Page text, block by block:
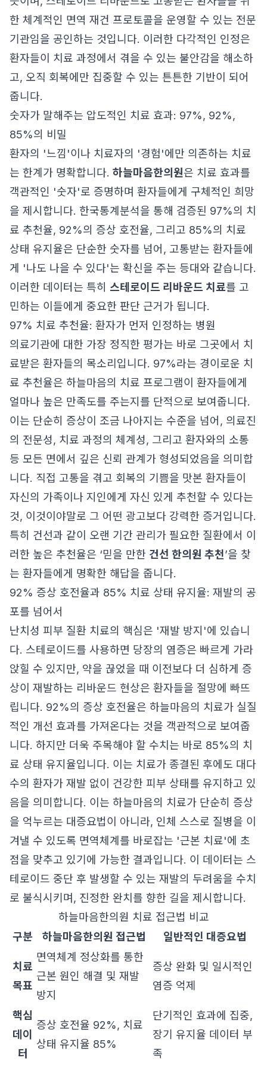
한 체계적인 면역 재건 프로토콜을 운영할 수 있는 전문
기관임을 공인하는 것입니다. 이러한 다각적인 인정은
환자들이 치료 과정에서 겪을 수 있는 불안감을 해소하
고, 오직 회복에만 집중할 수 있는 튼튼한 기반이 되어
줍니다.
숫자가 말해주는 압도적인 치료 효과: 97%, 92%,
85%의 비밀
환자의 '느낌'이나 치료자의 '경험'에만 의존하는 치료
는 한계가 명확합니다. 하늘마음한의원은 치료 효과를
객관적인 '숫자'로 증명하며 환자들에게 구체적인 희망
을 제시합니다. 한국통계분석을 통해 검증된 97%의 치
료 추천율, 92%의 증상 호전율, 그리고 85%의 치료
상태 유지율은 단순한 숫자를 넘어, 고통받는 환자들에
게 '나도 나을 수 있다'는 확신을 주는 등대와 같습니다.
이러한 데이터는 특히 스테로이드 리바운드 치료를 고
민하는 이들에게 중요한 판단 근거가 됩니다.
97% 치료 추천율: 환자가 먼저 인정하는 병원
의료기관에 대한 가장 정직한 평가는 바로 그곳에서 치
료받은 환자들의 목소리입니다. 97%라는 경이로운 치
료 추천율은 하늘마음의 치료 프로그램이 환자들에게
얼마나 높은 만족도를 주는지를 단적으로 보여줍니다.
이는 단순히 증상이 조금 나아지는 수준을 넘어, 의료진
의 전문성, 치료 과정의 체계성, 그리고 환자와의 소통
등 모든 면에서 깊은 신뢰 관계가 형성되었음을 의미합
니다. 직접 고통을 겪고 회복의 기쁨을 맛본 환자들이
자신의 가족이나 지인에게 자신 있게 추천할 수 있다는
것, 이것이야말로 그 어떤 광고보다 강력한 증거입니다.
특히 건선과 같이 오랜 기간 관리가 필요한 질환에서 이
러한 높은 추천율은 ‘믿을 만한 건선 한의원 추천’을 찾
는 환자들에게 명확한 해답을 줍니다.
92% 증상 호전율과 85% 치료 상태 유지율: 재발의 공
포를 넘어서
난치성 피부 질환 치료의 핵심은 '재발 방지'에 있습니
다. 스테로이드를 사용하면 당장의 염증은 빠르게 가라
앉힐 수 있지만, 약을 끊었을 때 이전보다 더 심하게 증
상이 재발하는 리바운드 현상은 환자들을 절망에 빠뜨
립니다. 92%의 증상 호전율은 하늘마음의 치료가 실질
적인 개선 효과를 가져온다는 것을 객관적으로 보여줍
니다. 하지만 더욱 주목해야 할 수치는 바로 85%의 치
료 상태 유지율입니다. 이는 치료가 종결된 후에도 대다
수의 환자가 재발 없이 건강한 피부 상태를 유지하고 있
음을 의미합니다. 이는 하늘마음의 치료가 단순히 증상
을 억누르는 대증요법이 아니라, 인체 스스로 질병을 이
겨낼 수 있도록 면역체계를 바로잡는 '근본 치료'에 초
점을 맞추고 있기에 가능한 결과입니다. 이 데이터는 스
테로이드 중단 후 발생할 수 있는 재발의 두려움을 수치
로 불식시키며, 진정한 완치를 향한 길을 제시합니다.
하늘마음한의원 치료 접근법 비교
구분
하늘마음한의원 접근법 일반적인 대증요법
치료
목표
면역체계 정상화를 통한
근본 원인 해결 및 재발
방지
증상 완화 및 일시적인
염증 억제
핵심
데이
터
증상 호전율 92%, 치료
상태 유지율 85%
단기적인 효과에 집중,
장기 유지율 데이터 부
족